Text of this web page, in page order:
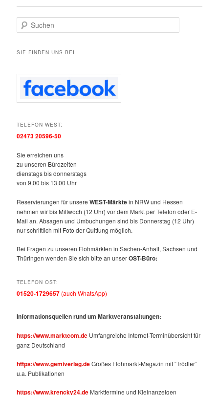
u
h
SIE FINDEN UNS BEI
TELEFON WEST:
02473 20596-50
Sie erreichen uns
zu unseren Bürozeiten
dienstags bis donnerstags
von 9.00 bis 13.00 Uhr
Reservierungen für unsereWEST-Märktein NRW und Hessen
nehmen wir bis Mittwoch (12 Uhr) vor dem Markt per Telefon oder E-
Mail an. Absagen und Umbuchungen sind bis Donnerstag (12 Uhr)
nur schriftlich mit Foto der Quittung möglich.
Bei Fragen zu unseren Flohmärkten in Sachen-Anhalt, Sachsen und
Thüringen wenden Sie sich bitte an unserOST-Büro:
TELEFON OST:
01520-1729657 (auch WhatsApp)
Informationsquellen rund um Marktveranstaltungen:
https://www.marktcom.de Umfangreiche Internet-Terminübersicht für
ganz Deutschland
https://www.gemiverlag.deGroßes Flohmarkt-Magazin mit “Trödler”
u.a. Publikationen
https://www.krencky24.de Markttermine und Kleinanzeigen